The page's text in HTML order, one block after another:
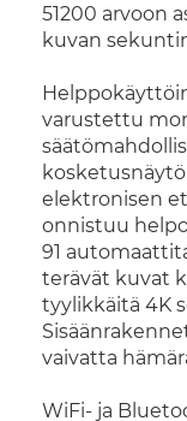
51200 arvoon
kuvan
varustettu
elektronisen
onnistuu
91
terävät kuvat
tyylikkäitä 4K
vaivatta
WiFi- ja